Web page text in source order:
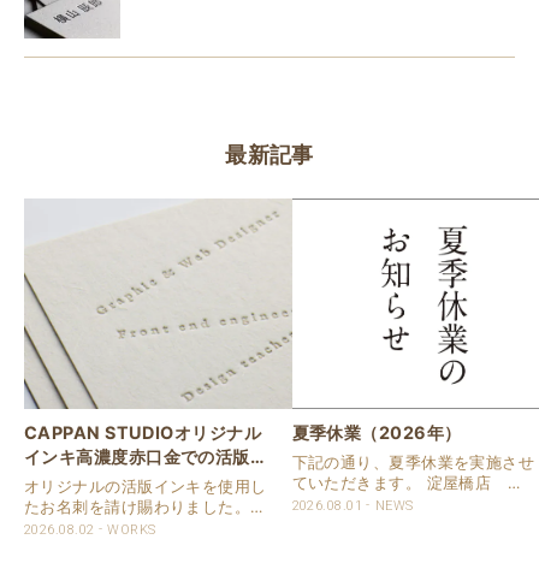
最新記事
CAPPAN STUDIOオリジナル
インキ高濃度赤口金での活版名
刺
オリジナルの活版インキを使用し
たお名刺を請け賜わりました。
用紙は新バフン紙Nのきぬを使用
2026.08.02 WORKS
夏季休業（2026年）
下記の通り、夏季休業を実施させ
ていただきます。 淀屋橋店 通
常営業いたします。 奈良店 8月
2026.08.01 NEWS